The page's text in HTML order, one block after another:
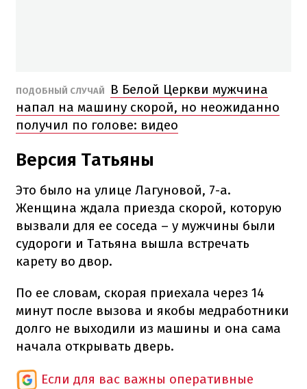
ПОДОБНЫЙ СЛУЧАЙ
В Белой Церкви мужчина
напал на машину скорой, но неожиданно
получил по голове: видео
Версия Татьяны
Это было на улице Лагуновой, 7-а.
Женщина ждала приезда скорой, которую
вызвали для ее соседа – у мужчины были
судороги и Татьяна вышла встречать
карету во двор.
По ее словам, скорая приехала через 14
минут после вызова и якобы медработники
долго не выходили из машины и она сама
начала открывать дверь.
Если для вас важны оперативные